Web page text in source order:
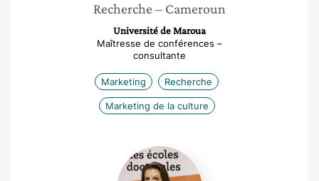
Recherche – Cameroun
Université de Maroua
Maîtresse de conférences –
consultante
Marketing Recherche
Marketing de la culture
Stéphanie
Danaux